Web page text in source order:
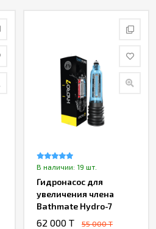
В наличии: 19 шт.
Гидронасос для
увеличения члена
Bathmate Hydro-7
62 000 T 55 000 T